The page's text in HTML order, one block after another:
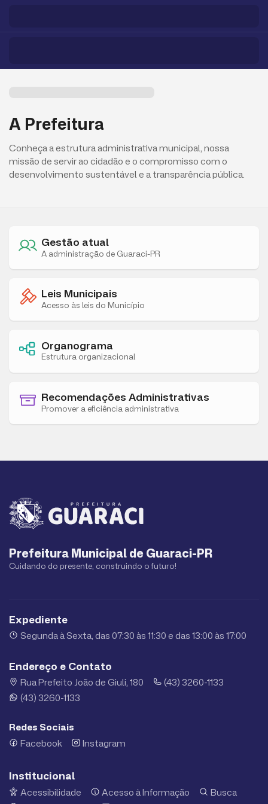
A Prefeitura
Conheça a estrutura administrativa municipal, nossa
missão de servir ao cidadão e o compromisso com o
desenvolvimento sustentável e a transparência pública.
Gestão atual
A administração de Guaraci-PR
Leis Municipais
Acesso às leis do Município
Organograma
Estrutura organizacional
Recomendações Administrativas
Promover a eficiência administrativa
Prefeitura Municipal de Guaraci-PR
Cuidando do presente, construindo o futuro!
Expediente
Segunda à Sexta, das 07:30 às 11:30 e das 13:00 às 17:00
Endereço e Contato
Rua Prefeito João de Giuli, 180
(43) 3260-1133
(43) 3260-1133
Redes Sociais
Facebook
Instagram
Institucional
Acessibilidade Acesso à Informação
Busca